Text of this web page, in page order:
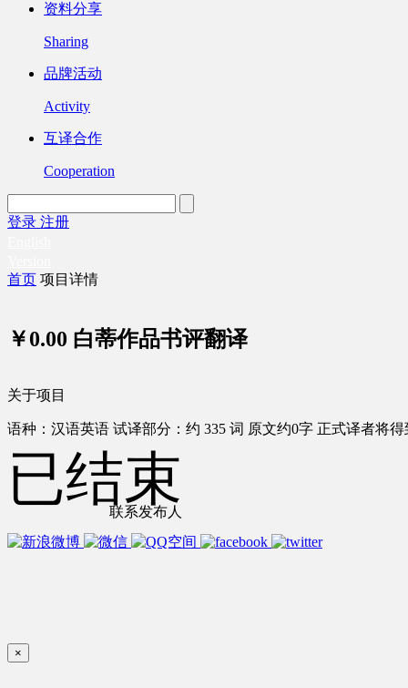
资料分享
Sharing
品牌活动
Activity
互译合作
Cooperation
登录 注册
首页 项目详情
￥0.00 白蒂作品书评翻译
关于项目
语种：汉语英语 试译部分：约 335 词 原文约0字 正式译者将
联系发布人
已结束
×